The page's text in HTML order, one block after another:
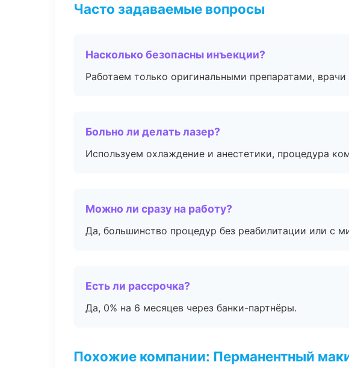
Часто задаваемые вопросы
Насколько безопасны инъекции?
Работаем только оригинальными препаратами,
Больно ли делать лазер?
Используем охлаждение и анестетики, процедура
Можно ли сразу на работу?
Да, большинство процедур без реабилитации или с
Есть ли рассрочка?
Да, 0% на 6 месяцев через банки-партнёры.
Похожие компании: Перманентный